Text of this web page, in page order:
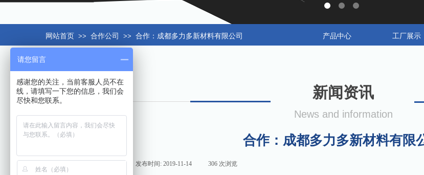
产品中心 工厂展示
网站首页 >> 合作公司 >> 合作：成都多力多新材料有限公司
新闻资讯
News and information
合作：成都多力多新材料有限
发布时间: 2019-11-14 306 次浏览
请您留言
感谢您的关注，当前客服人员不在
线，请填写一下您的信息，我们会
尽快和您联系。